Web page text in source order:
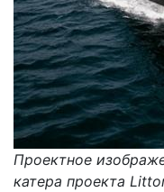
Проектное
катера проекта